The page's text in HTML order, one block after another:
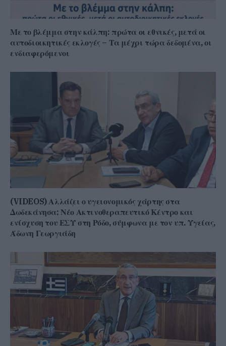
Με το βλέμμα στην κάλπη: πρώτα οι εθνικές, μετά οι
αυτοδιοικητικές εκλογές – Τα μέχρι τώρα δεδομένα, οι
ενδιαφερόμενοι
(VIDEOS) Αλλάζει ο υγειονομικός χάρτης στα
Δωδεκάνησα: Νέο Ακτινοθεραπευτικό Κέντρο και
ενίσχυση του ΕΣΥ στη Ρόδο, σύμφωνα με τον υπ. Υγείας,
Άδωνη Γεωργιάδη